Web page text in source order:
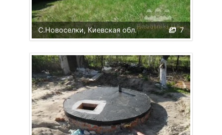
7
С.Новоселки, Киевская обл.